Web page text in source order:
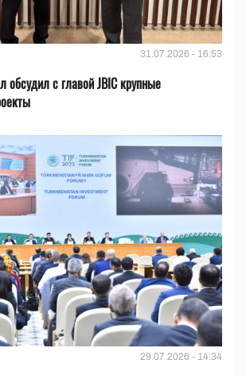
31.07.2026 - 16:53
обсудил с главой JBIC крупные
29.07.2026 - 14:34